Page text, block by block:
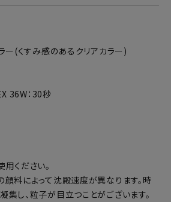
ー(くすみ感のあるクリアカラー)
36W：30秒
ください。
料によって沈殿速度が異なります。時
し、粒子が目立つことがございます。